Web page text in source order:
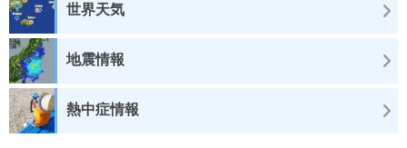
世界天気
地震情報
熱中症情報